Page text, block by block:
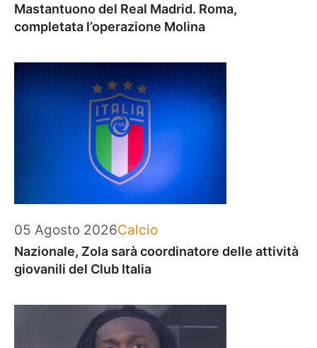
Mastantuono del Real Madrid. Roma,
completata l’operazione Molina
05 Agosto 2026Categorie
Calcio
Nazionale, Zola sarà coordinatore delle attività
giovanili del Club Italia